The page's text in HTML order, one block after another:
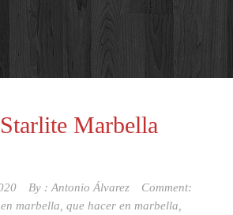
Marbella
By : Antonio Álvarez
Comment:
marbella que hacer en marbella